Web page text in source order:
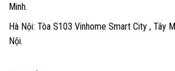
Minh.
Hà Nội: Tòa S103 Vinhome Smart City , Tây
Nội.